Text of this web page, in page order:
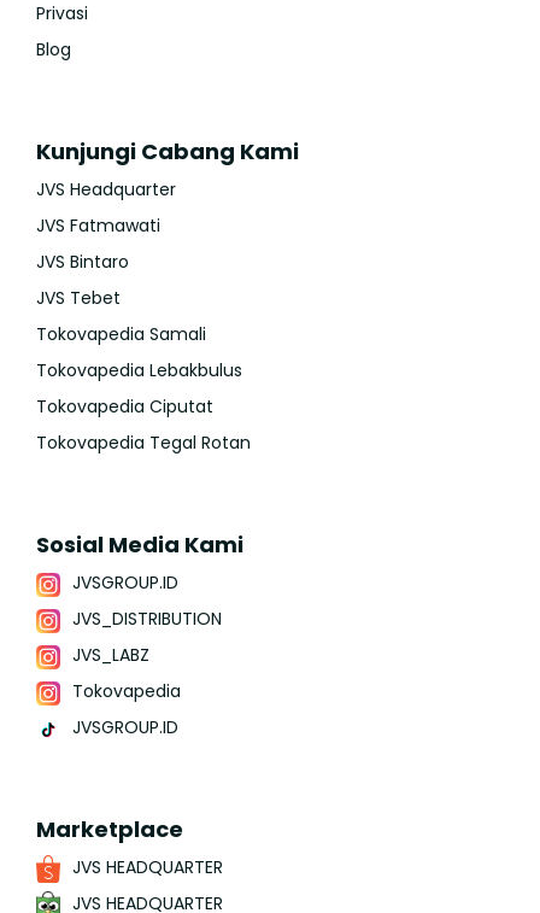
Privasi
Blog
Kunjungi Cabang Kami
JVS Headquarter
JVS Fatmawati
JVS Bintaro
JVS Tebet
Tokovapedia Samali
Tokovapedia Lebakbulus
Tokovapedia Ciputat
Tokovapedia Tegal Rotan
Sosial Media Kami
JVSGROUP.ID
JVS_DISTRIBUTION
JVS_LABZ
Tokovapedia
JVSGROUP.ID
Marketplace
JVS HEADQUARTER
JVS HEADQUARTER